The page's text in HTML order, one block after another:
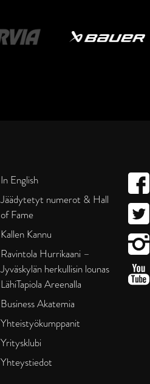
In English
Jäädytetyt numerot & Hall
of Fame
Kallen Kannu
Ravintola Hurrikaani –
Jyväskylän herkullisin lounas
LähiTapiola Areenalla
Business Akatemia
Yhteistyökumppanit
Yritysklubi
Yhteystiedot